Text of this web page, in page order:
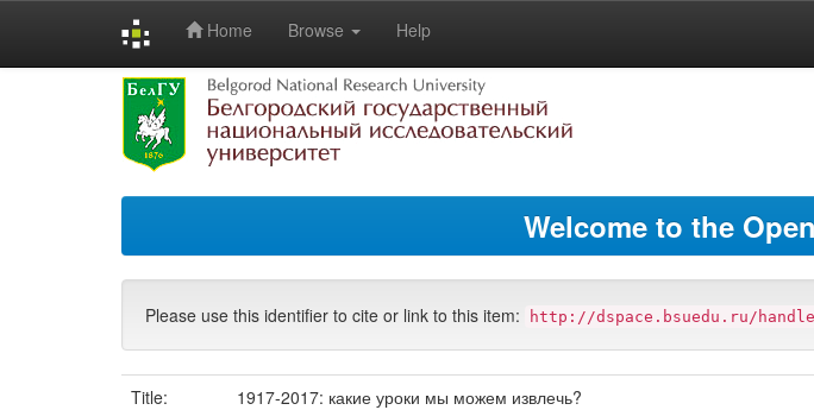
Home Browse Help
Welcome to the
Please use this identifier to cite or link to this item: http://dspace.bsuedu.ru/
Title:
1917-2017: какие уроки мы можем извлечь?